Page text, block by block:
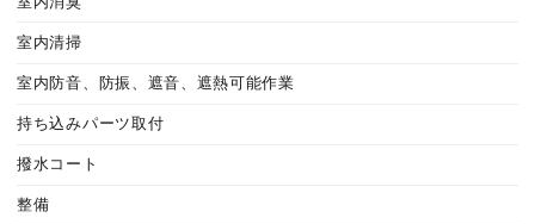
室内清掃
室内防音、防振、遮音、遮熱可能作業
持ち込みパーツ取付
撥水コート
整備